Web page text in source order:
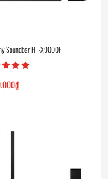
Soundbar HT-X9000F
₫